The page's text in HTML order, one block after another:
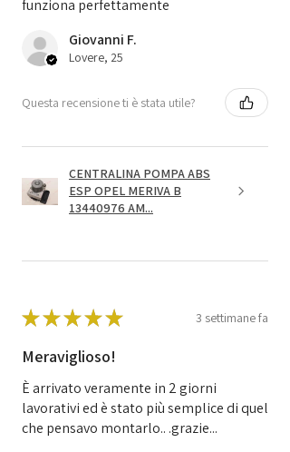
funziona perfettamente
Giovanni F.
Lovere, 25
Questa recensione ti è stata utile?
CENTRALINA POMPA ABS
ESP OPEL MERIVA B
13440976 AM...
★★★★★ 3 settimane fa
Meraviglioso!
È arrivato veramente in 2 giorni
lavorativi ed è stato più semplice di quel
che pensavo montarlo.. .grazie...